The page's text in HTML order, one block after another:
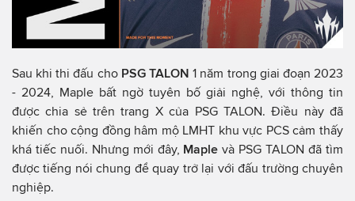
Sau khi thi đấu cho PSG TALON 1 năm trong giai đoạn 2023
- 2024, Maple bất ngờ tuyên bố giải nghệ, với thông tin
được chia sẻ trên trang X của PSG TALON. Điều này đã
khiến cho cộng đồng hâm mộ LMHT khu vực PCS cảm thấy
khá tiếc nuối. Nhưng mới đây, Maplevà PSG TALON đã tìm
được tiếng nói chung để quay trở lại với đấu trường chuyên
nghiệp.